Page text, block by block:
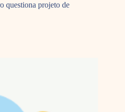
questiona projeto de